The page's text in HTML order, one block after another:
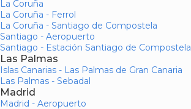
La Coruña
La Coruña - Ferrol
La Coruña - Santiago de Compostela
Santiago - Aeropuerto
Santiago - Estación Santiago de Compostela
Las Palmas
Islas Canarias - Las Palmas de Gran Canaria
Las Palmas - Sebadal
Madrid
Madrid - Aeropuerto